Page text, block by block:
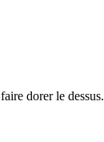
dorer le dessus.